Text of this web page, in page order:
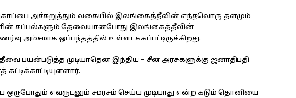
அச்சுறுத்தும் வகையில் இலங்கைத்தீவின் எந்தவொரு தளமும்
கப்பல்களும் தேவையானபோது இலங்கைத்தீவின்
அம்சமாக ஒப்பந்தத்தில் உள்ளடக்கப்பட்டிருக்கிறது.
பயன்படுத்த முடியாதென இந்திய – சீன அரசுகளுக்கு ஜனாதிபதி
எவருடனும் சமரசம் செய்ய முடியாது என்ற கடும் தொனியை